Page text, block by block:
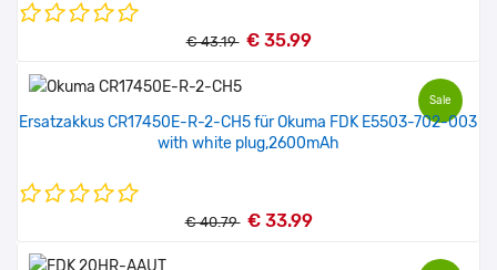
€ 43.19 € 35.99
Sale
Ersatzakkus CR17450E-R-2-CH5 für Okuma FDK E5503-702-003
with white plug,2600mAh
€ 40.79 € 33.99